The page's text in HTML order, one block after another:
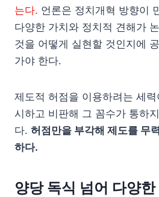
는다. 언론은 정치개혁 방향이
다양한 가치와 정치적 견해가
것을 어떻게 실현할 것인지에
가야 한다.
제도적 허점을 이용하려는 세
시하고 비판해 그 꼼수가 통하
다. 허점만을 부각해 제도를 무
하다.
양당 독식 넘어 다양한